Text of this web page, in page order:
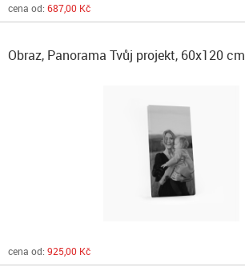
cena od: 687,00 Kč
Obraz, Panorama Tvůj projekt, 60x120 cm
cena od: 925,00 Kč